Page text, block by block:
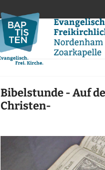
Bibelstunde - Auf
Christen-